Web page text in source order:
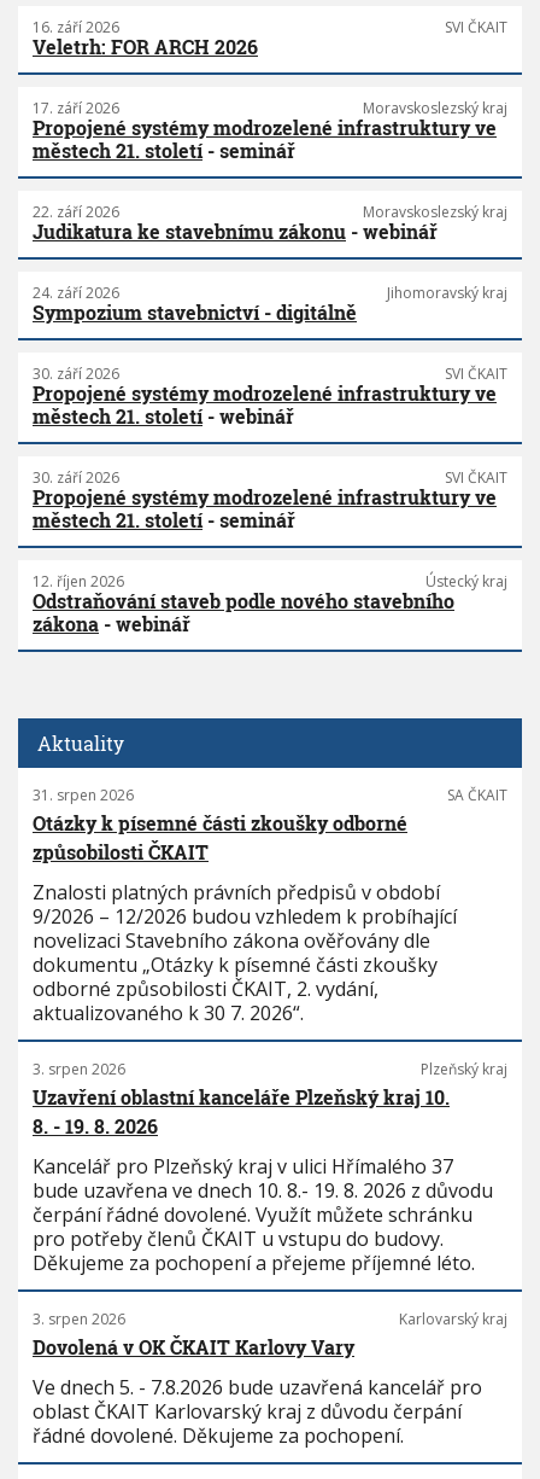
16. září 2026 SVI ČKAIT
Veletrh: FOR ARCH 2026
17. září 2026 Moravskoslezský kraj
Propojené systémy modrozelené infrastruktury ve
městech 21. století - seminář
22. září 2026 Moravskoslezský kraj
Judikatura ke stavebnímu zákonu - webinář
24. září 2026 Jihomoravský kraj
Sympozium stavebnictví - digitálně
30. září 2026 SVI ČKAIT
Propojené systémy modrozelené infrastruktury ve
městech 21. století - webinář
30. září 2026 SVI ČKAIT
Propojené systémy modrozelené infrastruktury ve
městech 21. století - seminář
12. říjen 2026 Ústecký kraj
Odstraňování staveb podle nového stavebního
zákona - webinář
Aktuality
31. srpen 2026 SA ČKAIT
Otázky k písemné části zkoušky odborné
způsobilosti ČKAIT
Znalosti platných právních předpisů v období
9/2026 – 12/2026 budou vzhledem k probíhající
novelizaci Stavebního zákona ověřovány dle
dokumentu „Otázky k písemné části zkoušky
odborné způsobilosti ČKAIT, 2. vydání,
aktualizovaného k 30 7. 2026“.
3. srpen 2026 Plzeňský kraj
Uzavření oblastní kanceláře Plzeňský kraj 10.
8. - 19. 8. 2026
Kancelář pro Plzeňský kraj v ulici Hřímalého 37
bude uzavřena ve dnech 10. 8.- 19. 8. 2026 z důvodu
čerpání řádné dovolené. Využít můžete schránku
pro potřeby členů ČKAIT u vstupu do budovy.
Děkujeme za pochopení a přejeme příjemné léto.
3. srpen 2026 Karlovarský kraj
Dovolená v OK ČKAIT Karlovy Vary
Ve dnech 5. - 7.8.2026 bude uzavřená kancelář pro
oblast ČKAIT Karlovarský kraj z důvodu čerpání
řádné dovolené. Děkujeme za pochopení.